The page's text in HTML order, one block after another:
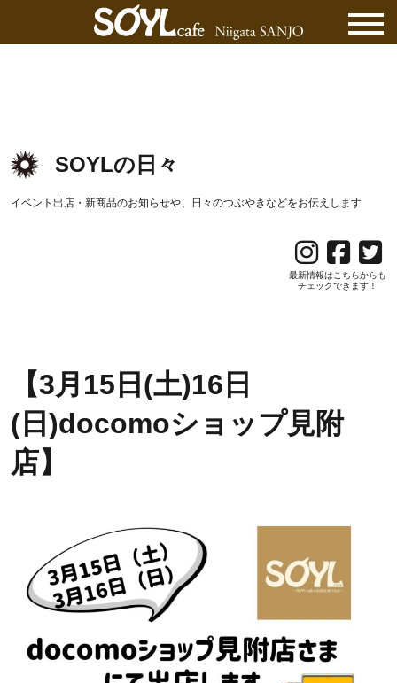
SOYLの日々
イベント出店・新商品のお知らせや、日々のつぶやきなどをお伝えします
最新情報はこちらからも
チェックできます！
【3月15日(土)16日
(日)docomoショップ見附
店】